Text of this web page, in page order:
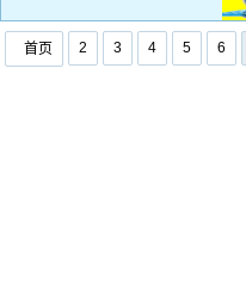
首页 2 3 4 5 6